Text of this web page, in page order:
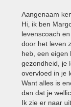
Aangenaam
Hi, ik ben
levenscoach
door het leven
heb, een eigen
gezondheid, je
overvloed in je
Want alles is
dan dat je
Ik zie er naar